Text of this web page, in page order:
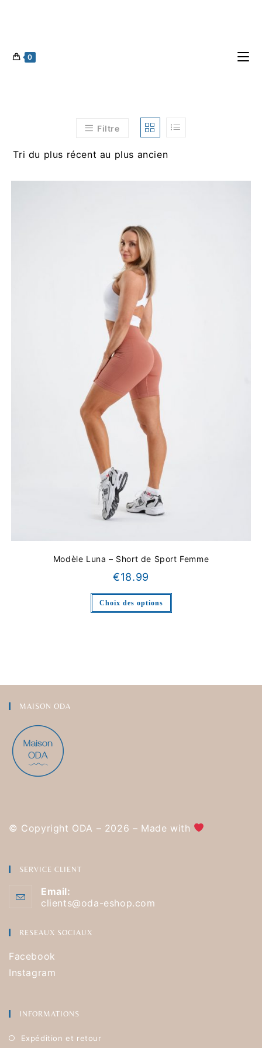
0
Filtre
Tri du plus récent au plus ancien
Modèle Luna – Short de Sport Femme
€18.99
Choix des options
MAISON ODA
© Copyright ODA – 2026 – Made with
SERVICE CLIENT
Email:
clients@oda-eshop.com
RESEAUX SOCIAUX
Facebook
Instagram
INFORMATIONS
Expédition et retour